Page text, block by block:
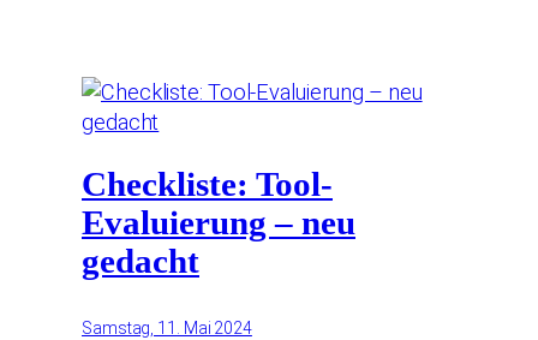
Checkliste: Tool-
Evaluierung – neu
gedacht
Samstag, 11. Mai 2024